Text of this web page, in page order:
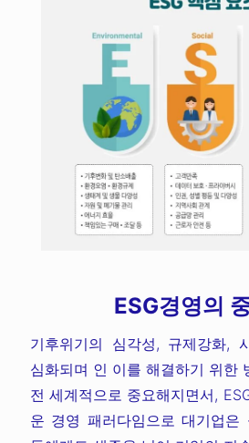
ESG경영의
기후위기의 심각성, 규제강화,
심화되며 인 이를 해결하기 위한
전 세계적으로 중요해지면서,
운 경영 패러다임으로 대기업은